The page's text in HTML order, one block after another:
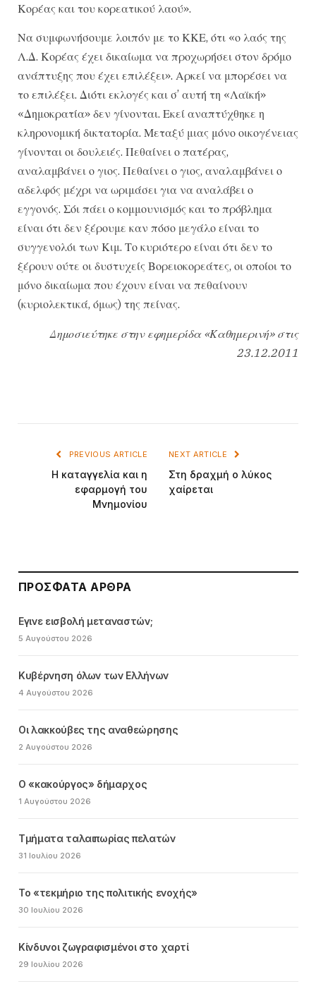
Κορέας και του κορεατικού λαού».
Να συμφωνήσουμε λοιπόν με το ΚΚΕ, ότι «ο λαός της
Λ.Δ. Κορέας έχει δικαίωμα να προχωρήσει στον δρόμο
ανάπτυξης που έχει επιλέξει». Αρκεί να μπορέσει να
το επιλέξει. Διότι εκλογές και σ’ αυτή τη «Λαϊκή»
«Δημοκρατία» δεν γίνονται. Εκεί αναπτύχθηκε η
κληρονομική δικτατορία. Μεταξύ μιας μόνο οικογένειας
γίνονται οι δουλειές. Πεθαίνει ο πατέρας,
αναλαμβάνει ο γιος. Πεθαίνει ο γιος, αναλαμβάνει ο
αδελφός μέχρι να ωριμάσει για να αναλάβει ο
εγγονός. Σόι πάει ο κομμουνισμός και το πρόβλημα
είναι ότι δεν ξέρουμε καν πόσο μεγάλο είναι το
συγγενολόι των Κιμ. Το κυριότερο είναι ότι δεν το
ξέρουν ούτε οι δυστυχείς Βορειοκορεάτες, οι οποίοι το
μόνο δικαίωμα που έχουν είναι να πεθαίνουν
(κυριολεκτικά, όμως) της πείνας.
Δημοσιεύτηκε στην εφημερίδα «Καθημερινή» στις
23.12.2011
PREVIOUS ARTICLE
Η καταγγελία και η
εφαρμογή του
Μνημονίου
NEXT ARTICLE
Στη δραχμή ο λύκος
χαίρεται
ΠΡΌΣΦΑΤΑ ΆΡΘΡΑ
Εγινε εισβολή μεταναστών;
5 Αυγούστου 2026
Κυβέρνηση όλων των Ελλήνων
4 Αυγούστου 2026
Οι λακκούβες της αναθεώρησης
2 Αυγούστου 2026
Ο «κακούργος» δήμαρχος
1 Αυγούστου 2026
Τμήματα ταλαιπωρίας πελατών
31 Ιουλίου 2026
Το «τεκμήριο της πολιτικής ενοχής»
30 Ιουλίου 2026
Κίνδυνοι ζωγραφισμένοι στο χαρτί
29 Ιουλίου 2026